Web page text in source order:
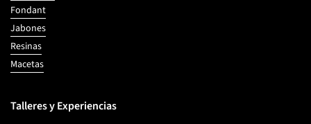
Fondant
Jabones
Resinas
Macetas
Talleres y Experiencias